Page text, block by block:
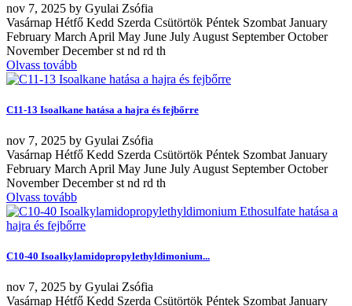
nov 7, 2025 by Gyulai Zsófia
Vasárnap Hétfő Kedd Szerda Csütörtök Péntek Szombat January
February March April May June July August September October
November December st nd rd th
Olvass tovább
C11-13 Isoalkane hatása a hajra és fejbőrre
nov 7, 2025 by Gyulai Zsófia
Vasárnap Hétfő Kedd Szerda Csütörtök Péntek Szombat January
February March April May June July August September October
November December st nd rd th
Olvass tovább
C10-40 Isoalkylamidopropylethyldimonium...
nov 7, 2025 by Gyulai Zsófia
Vasárnap Hétfő Kedd Szerda Csütörtök Péntek Szombat January